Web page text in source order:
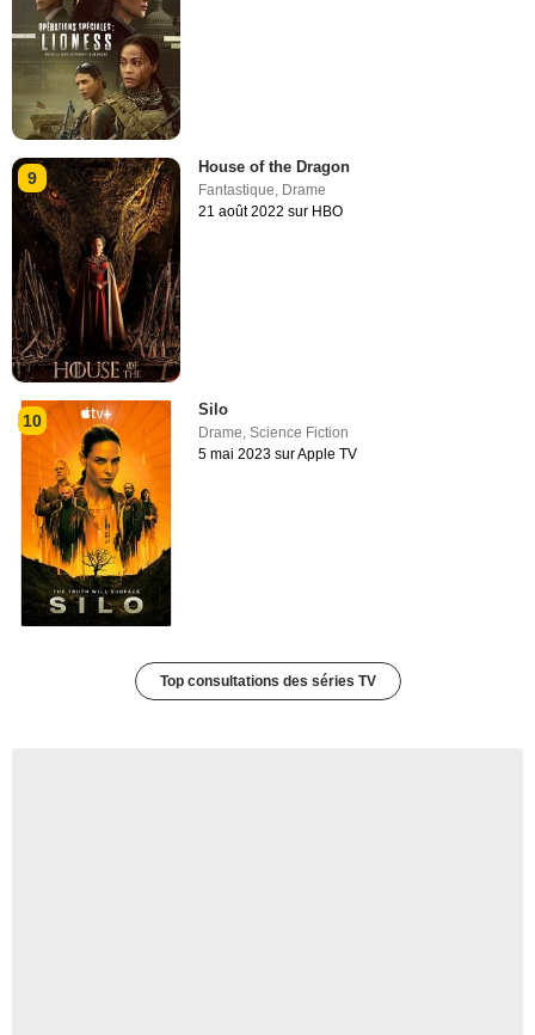
9
House of the Dragon
Fantastique, Drame
21 août 2022 sur HBO
10
Silo
Drame,Science Fiction
5 mai 2023 sur Apple TV
Top consultations des séries TV